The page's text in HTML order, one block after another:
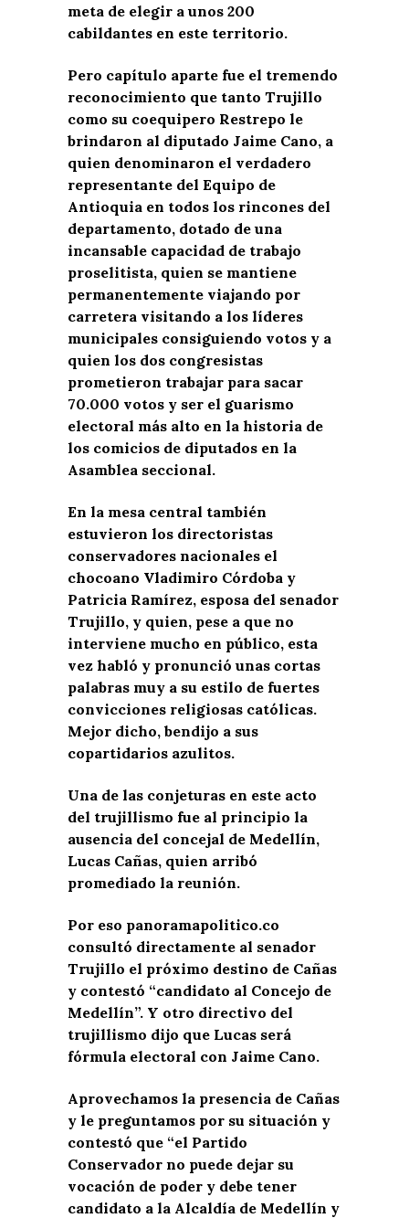
meta de elegir a unos 200
cabildantes en este territorio.
Pero capítulo aparte fue el tremendo
reconocimiento que tanto Trujillo
como su coequipero Restrepo le
brindaron al diputado Jaime Cano, a
quien denominaron el verdadero
representante del Equipo de
Antioquia en todos los rincones del
departamento, dotado de una
incansable capacidad de trabajo
proselitista, quien se mantiene
permanentemente viajando por
carretera visitando a los líderes
municipales consiguiendo votos y a
quien los dos congresistas
prometieron trabajar para sacar
70.000 votos y ser el guarismo
electoral más alto en la historia de
los comicios de diputados en la
Asamblea seccional.
En la mesa central también
estuvieron los directoristas
conservadores nacionales el
chocoano Vladimiro Córdoba y
Patricia Ramírez, esposa del senador
Trujillo, y quien, pese a que no
interviene mucho en público, esta
vez habló y pronunció unas cortas
palabras muy a su estilo de fuertes
convicciones religiosas católicas.
Mejor dicho, bendijo a sus
copartidarios azulitos.
Una de las conjeturas en este acto
del trujillismo fue al principio la
ausencia del concejal de Medellín,
Lucas Cañas, quien arribó
promediado la reunión.
Por eso panoramapolitico.co
consultó directamente al senador
Trujillo el próximo destino de Cañas
y contestó “candidato al Concejo de
Medellín”. Y otro directivo del
trujillismo dijo que Lucas será
fórmula electoral con Jaime Cano.
Aprovechamos la presencia de Cañas
y le preguntamos por su situación y
contestó que “el Partido
Conservador no puede dejar su
vocación de poder y debe tener
candidato a la Alcaldía de Medellín y